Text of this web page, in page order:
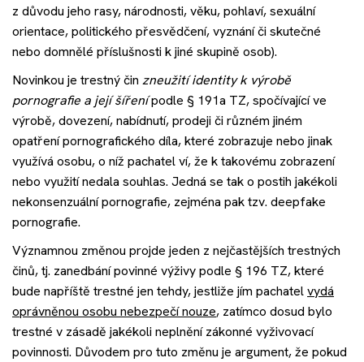
z důvodu jeho rasy, národnosti, věku, pohlaví, sexuální
orientace, politického přesvědčení, vyznání či skutečné
nebo domnělé příslušnosti k jiné skupině osob).
Novinkou je trestný čin zneužití identity k výrobě
pornografie a její šířenípodle § 191a TZ, spočívající ve
výrobě, dovezení, nabídnutí, prodeji či různém jiném
opatření pornografického díla, které zobrazuje nebo jinak
využívá osobu, o níž pachatel ví, že k takovému zobrazení
nebo využití nedala souhlas. Jedná se tak o postih jakékoli
nekonsenzuální pornografie, zejména pak tzv. deepfake
pornografie.
Významnou změnou projde jeden z nejčastějších trestných
činů, tj. zanedbání povinné výživy podle § 196 TZ, které
bude napříště trestné jen tehdy, jestliže jím pachatelvydá
oprávněnou osobu nebezpečí nouze, zatímco dosud bylo
trestné v zásadě jakékoli neplnění zákonné vyživovací
povinnosti. Důvodem pro tuto změnu je argument, že pokud